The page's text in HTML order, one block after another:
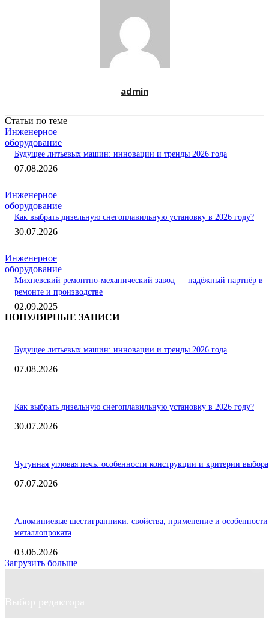
admin
Статьи по теме
Инженерное
оборудование
Будущее литьевых машин: инновации и тренды 2026 года
07.08.2026
Инженерное
оборудование
Как выбрать дизельную снегоплавильную установку в 2026 году?
30.07.2026
Инженерное
оборудование
Михневский ремонтно-механический завод — надёжный партнёр в
ремонте и производстве
02.09.2025
ПОПУЛЯРНЫЕ ЗАПИСИ
Будущее литьевых машин: инновации и тренды 2026 года
07.08.2026
Как выбрать дизельную снегоплавильную установку в 2026 году?
30.07.2026
Чугунная угловая печь: особенности конструкции и критерии выбора
07.07.2026
Алюминиевые шестигранники: свойства, применение и особенности
металлопроката
03.06.2026
Загрузить больше
Выбор редактора